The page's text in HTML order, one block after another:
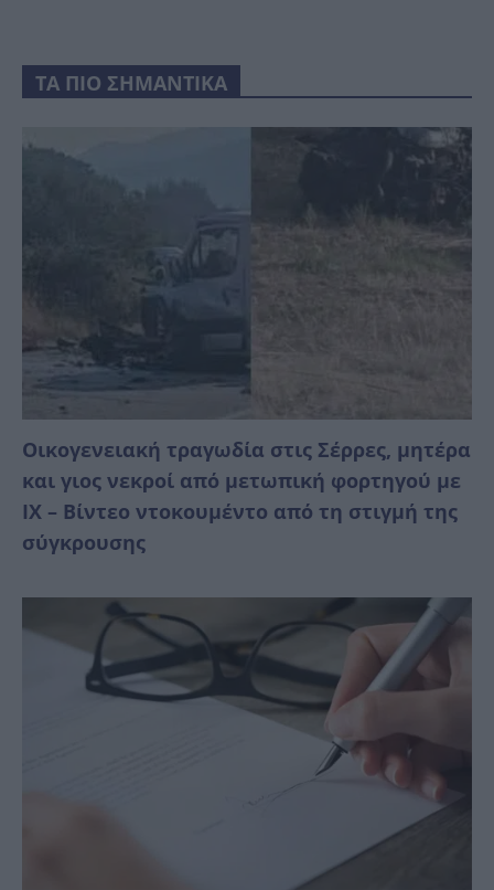
ΤΑ ΠΙΟ ΣΗΜΑΝΤΙΚΑ
Οικογενειακή τραγωδία στις Σέρρες, μητέρα
και γιος νεκροί από μετωπική φορτηγού με
ΙΧ – Βίντεο ντοκουμέντο από τη στιγμή της
σύγκρουσης